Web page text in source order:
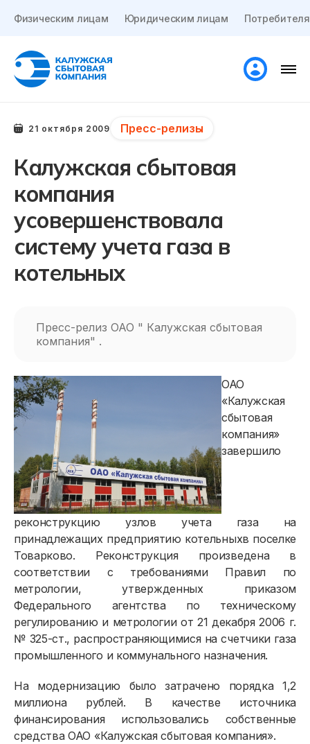
Физическим лицам Юридическим лицам
21 октября 2009 Пресс-релизы
Калужская сбытовая
компания
усовершенствовала
систему учета газа в
котельных
Пресс-релиз ОАО " Калужская сбытовая
компания" .
ОАО
«Калужская
сбытовая
компания»
завершило
реконструкцию узлов учета газа на
принадлежащих предприятию котельныхв поселке
Товарково. Реконструкция произведена в
соответствии с требованиями Правил по
метрологии, утвержденных приказом
Федерального агентства по техническому
регулированию и метрологии от 21 декабря 2006 г.
№ 325-ст., распространяющимися на счетчики газа
промышленного и коммунального назначения.
На модернизацию было затрачено порядка 1,2
миллиона рублей. В качестве источника
финансирования использовались собственные
средства ОАО «Калужская сбытовая компания».